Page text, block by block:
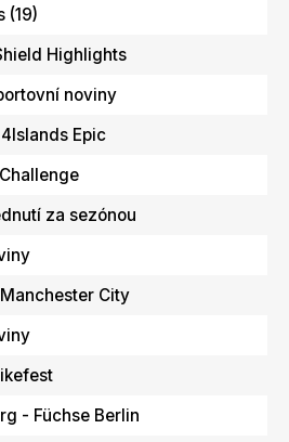
(19)
Highlights
noviny
Epic
za sezónou
City
- Füchse Berlin